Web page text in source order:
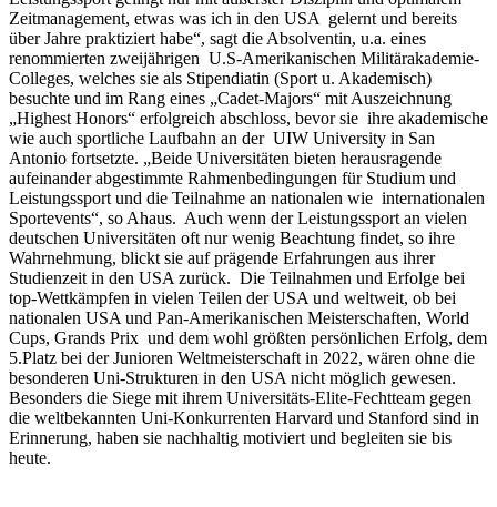
Zeitmanagement, etwas was ich in den USA gelernt und bereits
über Jahre praktiziert habe“, sagt die Absolventin, u.a. eines
renommierten zweijährigen U.S-Amerikanischen Militärakademie-
Colleges, welches sie als Stipendiatin (Sport u. Akademisch)
besuchte und im Rang eines „Cadet-Majors“ mit Auszeichnung
„Highest Honors“ erfolgreich abschloss, bevor sie ihre akademische
wie auch sportliche Laufbahn an der UIW University in San
Antonio fortsetzte. „Beide Universitäten bieten herausragende
aufeinander abgestimmte Rahmenbedingungen für Studium und
Leistungssport und die Teilnahme an nationalen wie internationalen
Sportevents“, so Ahaus. Auch wenn der Leistungssport an vielen
deutschen Universitäten oft nur wenig Beachtung findet, so ihre
Wahrnehmung, blickt sie auf prägende Erfahrungen aus ihrer
Studienzeit in den USA zurück. Die Teilnahmen und Erfolge bei
top-Wettkämpfen in vielen Teilen der USA und weltweit, ob bei
nationalen USA und Pan-Amerikanischen Meisterschaften, World
Cups, Grands Prix und dem wohl größten persönlichen Erfolg, dem
5.Platz bei der Junioren Weltmeisterschaft in 2022, wären ohne die
besonderen Uni-Strukturen in den USA nicht möglich gewesen.
Besonders die Siege mit ihrem Universitäts-Elite-Fechtteam gegen
die weltbekannten Uni-Konkurrenten Harvard und Stanford sind in
Erinnerung, haben sie nachhaltig motiviert und begleiten sie bis
heute.